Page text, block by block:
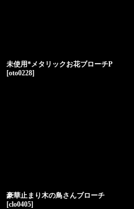
未使用*メタリックお花ブローチP
[oto0228]
豪華止まり木の鳥さんブローチ
[clo0405]